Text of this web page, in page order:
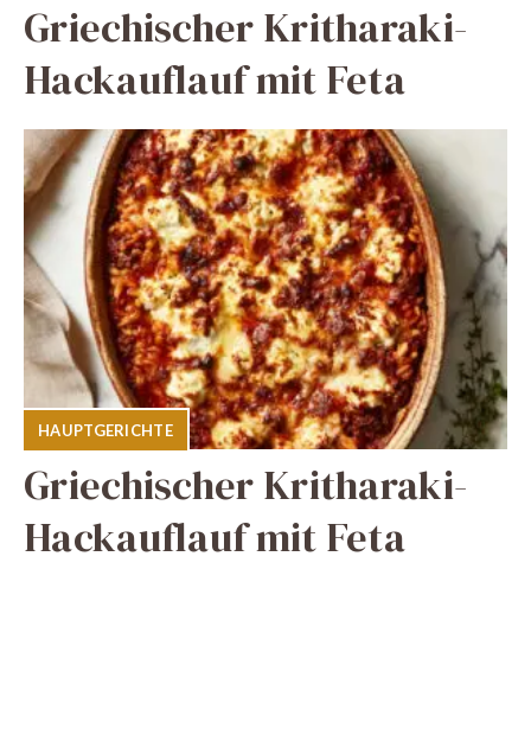
Griechischer Kritharaki-
Hackauflauf mit Feta
HAUPTGERICHTE
Griechischer Kritharaki-
Hackauflauf mit Feta